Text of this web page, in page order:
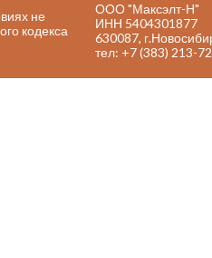
не
кодекса
ООО "Максэлт-Н"
ИНН 5404301877
630087,
тел: +7 (383) 213-